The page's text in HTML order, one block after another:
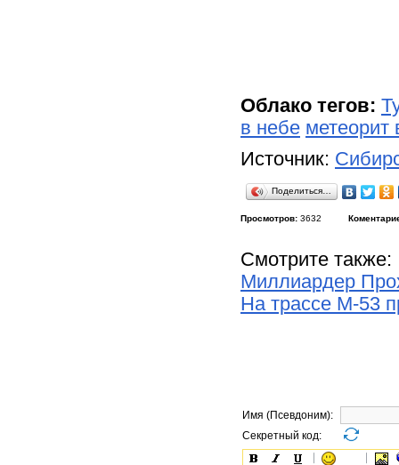
Облако тегов:
в небе метеорит
Источник:
Поделиться…
Просмотров: 3632
Смотрите также:
Миллиардер
На трассе М-53
Имя (Псевдоним):
Секретный код: